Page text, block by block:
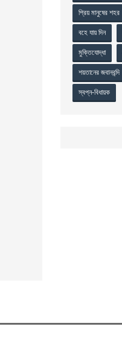
প্রিয় মানুষের শহর
বহে যায় দিন
মুক্তিযোদ্ধা
শয়তানের জবানবন্দি
স্বপ্ন-বিধায়ক